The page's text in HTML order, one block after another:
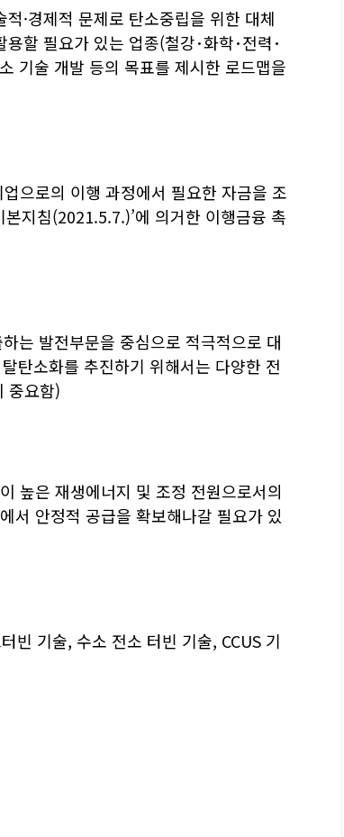
·경제적 문제로 탄소중립을 위한 대체
할 필요가 있는 업종(철강･화학･전력･
기술 개발 등의 목표를 제시한 로드맵을
으로의 이행 과정에서 필요한 자금을 조
지침(2021.5.7.)’에 의거한 이행금융 촉
는 발전부문을 중심으로 적극적으로 대
탄소화를 추진하기 위해서는 다양한 전
중요함)
높은 재생에너지 및 조정 전원으로서의
서 안정적 공급을 확보해나갈 필요가 있
빈 기술, 수소 전소 터빈 기술, CCUS 기